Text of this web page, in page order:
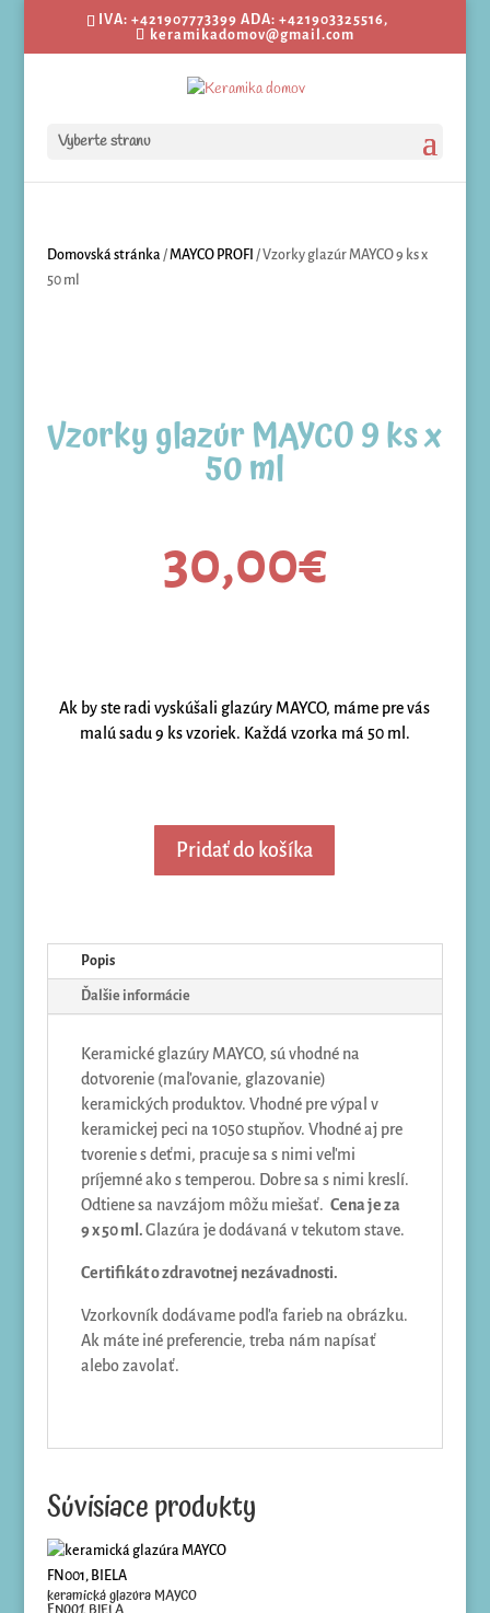
IVA: +421907773399 ADA: +421903325516,
keramikadomov@gmail.com
Vyberte stranu
Domovská stránka /MAYCO PROFI / Vzorky glazúr MAYCO 9 ks x
50 ml
Vzorky glazúr MAYCO 9 ks x
50 ml
30,00€
Ak by ste radi vyskúšali glazúry MAYCO, máme pre vás
malú sadu 9 ks vzoriek. Každá vzorka má 50 ml.
Pridať do košíka
Popis
Ďalšie informácie
Keramické glazúry MAYCO, sú vhodné na
dotvorenie (maľovanie, glazovanie)
keramických produktov. Vhodné pre výpal v
keramickej peci na 1050 stupňov. Vhodné aj pre
tvorenie s deťmi, pracuje sa s nimi veľmi
príjemné ako s temperou. Dobre sa s nimi kreslí.
Odtiene sa navzájom môžu miešať. Cena je za
9 x 50 ml.Glazúra je dodávaná v tekutom stave.
Certifikát o zdravotnej nezávadnosti.
Vzorkovník dodávame podľa farieb na obrázku.
Ak máte iné preferencie, treba nám napísať
alebo zavolať.
Súvisiace produkty
keramická glazúra MAYCO